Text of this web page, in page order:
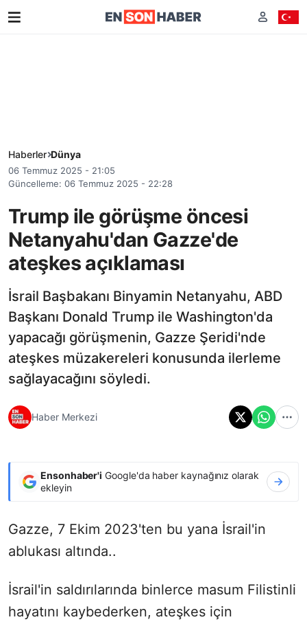
Haberler Dünya
06 Temmuz 2025 - 21:05
Güncelleme: 06 Temmuz 2025 - 22:28
Trump ile görüşme öncesi
Netanyahu'dan Gazze'de
ateşkes açıklaması
İsrail Başbakanı Binyamin Netanyahu, ABD
Başkanı Donald Trump ile Washington'da
yapacağı görüşmenin, Gazze Şeridi'nde
ateşkes müzakereleri konusunda ilerleme
sağlayacağını söyledi.
Haber Merkezi
Ensonhaber'i Google'da haber kaynağınız olarak
ekleyin
Gazze, 7 Ekim 2023'ten bu yana İsrail'in
ablukası altında..
İsrail'in saldırılarında binlerce masum Filistinli
hayatını kaybederken, ateşkes için